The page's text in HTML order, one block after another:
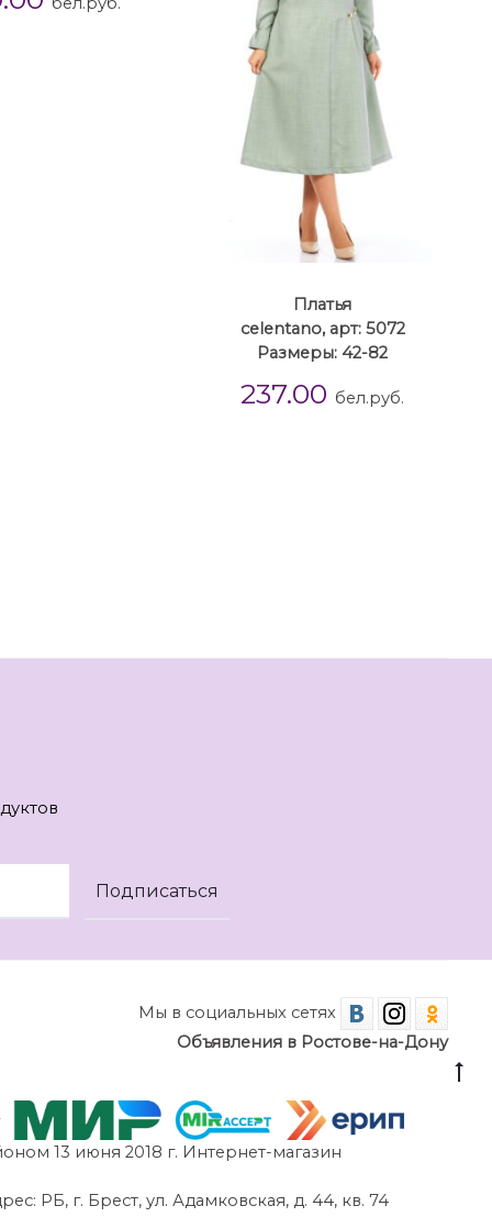
Платья
celentano, арт: 5072
Размеры: 42-82
237.00 бел.руб.
Мы в социальных сетях
Объявления в Ростове-на-Дону
13 июня 2018 г. Интернет-магазин
РБ, г. Брест, ул. Адамковская, д. 44, кв. 74